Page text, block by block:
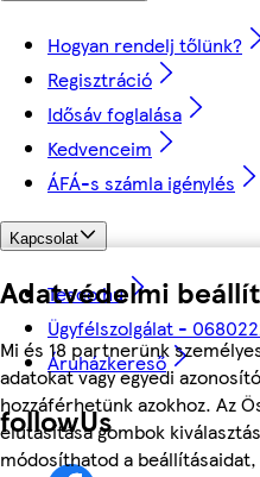
Adatvédelmi
Mi és 18 partnerünk
adatokat vagy egyedi
hozzáférhetünk azokhoz. Az
elutasítása gombok
módosíthatod a
Hogyan rendelj tőlünk?
Regisztráció
Idősáv foglalása
Kedvenceim
ÁFÁ-s számla igénylés
Kapcsolat
Tesco.hu
Ügyfélszolgálat -
Áruházkereső
followUs